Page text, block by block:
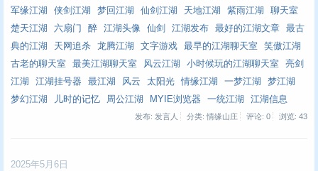
军缘江湖
侠剑江湖 梦回江湖 仙剑江湖 天地江湖 紫雨江湖
聊天室
楚天江湖
六扇门 醉 江湖头像 仙剑 江湖发布 最好的江湖文章
最古
典的江湖
天网追杀 龙腾江湖 文字游戏 最早的江湖聊天室
笑傲江湖
古老的聊天室
最美江湖聊天室 风云江湖 小时候玩的江湖聊天室
亮剑
江湖
江湖挂号器 最江湖 风云 太阳光 情缘江湖 一梦江湖
梦江湖
梦幻江湖
儿时的记忆 周公江湖 MYIE浏览器 一统江湖 江湖信息
发布: 发言人 分类: 情缘山庄 评论: 0 浏览: 43
2025年5月6日